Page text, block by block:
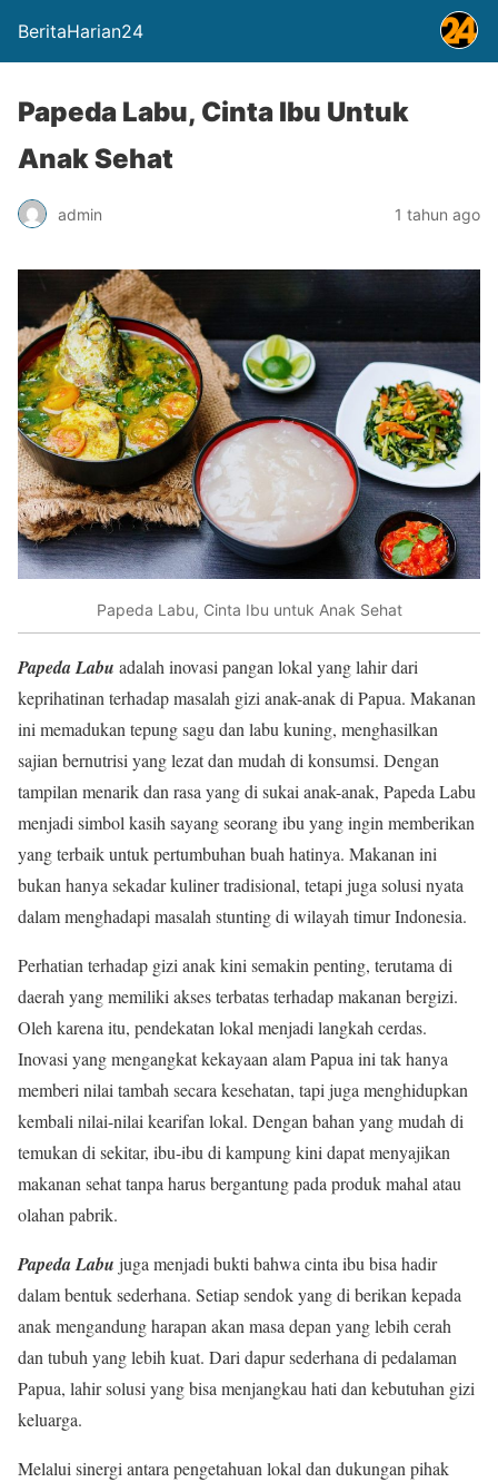
BeritaHarian24
Papeda Labu, Cinta Ibu Untuk
Anak Sehat
admin 1 tahun ago
Papeda Labu, Cinta Ibu untuk Anak Sehat
Papeda Labu adalah inovasi pangan lokal yang lahir dari
keprihatinan terhadap masalah gizi anak-anak di Papua. Makanan
ini memadukan tepung sagu dan labu kuning, menghasilkan
sajian bernutrisi yang lezat dan mudah di konsumsi. Dengan
tampilan menarik dan rasa yang di sukai anak-anak, Papeda Labu
menjadi simbol kasih sayang seorang ibu yang ingin memberikan
yang terbaik untuk pertumbuhan buah hatinya. Makanan ini
bukan hanya sekadar kuliner tradisional, tetapi juga solusi nyata
dalam menghadapi masalah stunting di wilayah timur Indonesia.
Perhatian terhadap gizi anak kini semakin penting, terutama di
daerah yang memiliki akses terbatas terhadap makanan bergizi.
Oleh karena itu, pendekatan lokal menjadi langkah cerdas.
Inovasi yang mengangkat kekayaan alam Papua ini tak hanya
memberi nilai tambah secara kesehatan, tapi juga menghidupkan
kembali nilai-nilai kearifan lokal. Dengan bahan yang mudah di
temukan di sekitar, ibu-ibu di kampung kini dapat menyajikan
makanan sehat tanpa harus bergantung pada produk mahal atau
olahan pabrik.
Papeda Labu juga menjadi bukti bahwa cinta ibu bisa hadir
dalam bentuk sederhana. Setiap sendok yang di berikan kepada
anak mengandung harapan akan masa depan yang lebih cerah
dan tubuh yang lebih kuat. Dari dapur sederhana di pedalaman
Papua, lahir solusi yang bisa menjangkau hati dan kebutuhan gizi
keluarga.
Melalui sinergi antara pengetahuan lokal dan dukungan pihak